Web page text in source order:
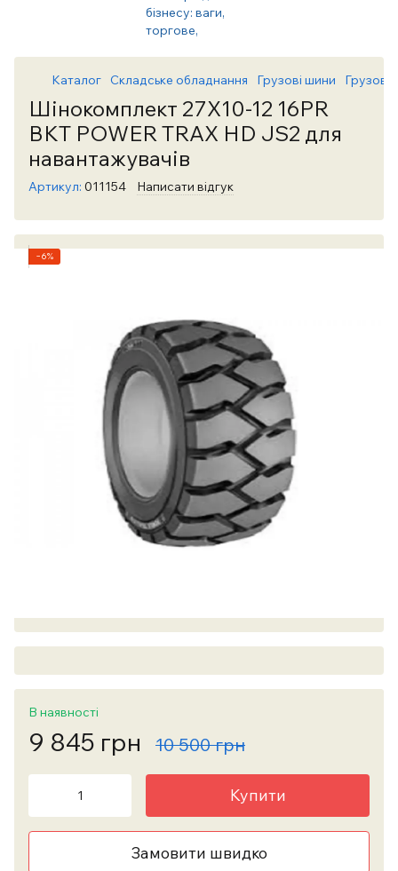
Каталог Складське обладнання Грузові шини Грузові
Шінокомплект 27X10-12 16PR
BKT POWER TRAX HD JS2 для
навантажувачів
Артикул: 011154 Написати відгук
−6%
В наявності
9 845 грн 10 500 грн
Купити
Замовити швидко